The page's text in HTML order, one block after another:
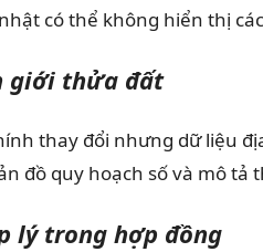
có thể không hiển thị
giới thửa đất
thay đổi nhưng dữ liệu
đồ quy hoạch số và mô
lý trong hợp đồng